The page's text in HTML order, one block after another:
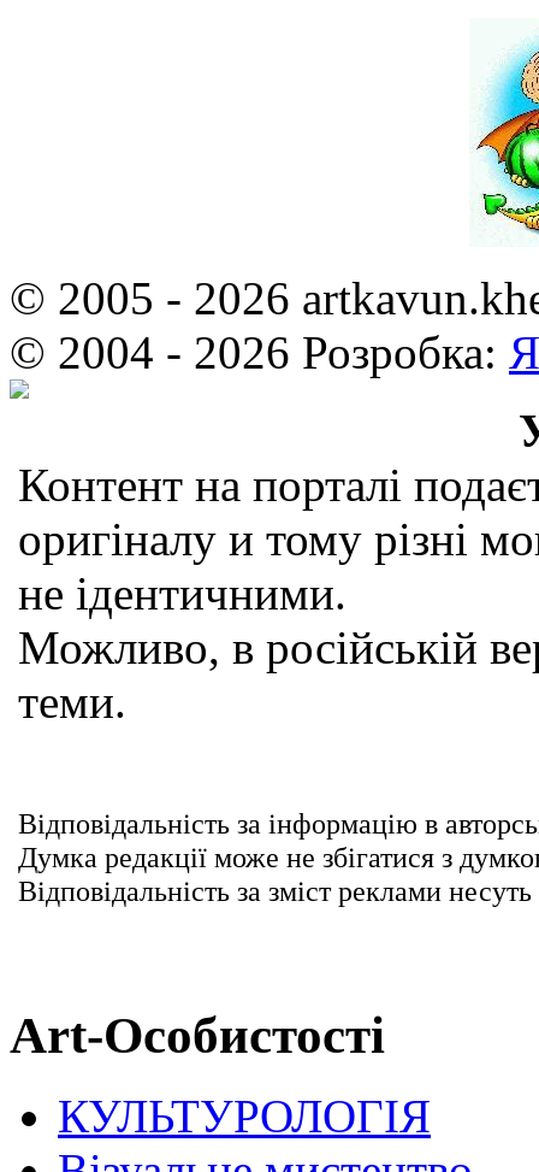
© 2005 - 2026
© 2004 - 2026 Розробка:
Контент на порталі
оригіналу и тому різні
не ідентичними.
Можливо, в російській
теми.
Відповідальність за інформацію в
Думка редакції може не збігатися з
Відповідальність за зміст реклами
Art-Особистості
КУЛЬТУРОЛОГІЯ